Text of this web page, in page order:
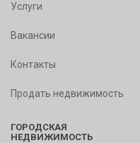
Услуги
Вакансии
Контакты
Продать недвижимость
ГОРОДСКАЯ
НЕДВИЖИМОСТЬ